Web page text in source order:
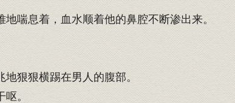
喘息着，血水顺着他的鼻腔不断渗出来。
狠狠横踢在男人的腹部。
。